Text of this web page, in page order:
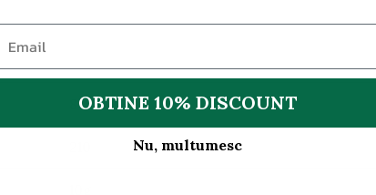
878
OBTINE 10% DISCOUNT
Nu, multumesc